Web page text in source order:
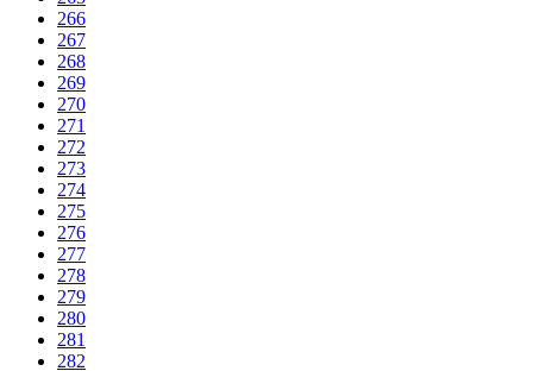
266
267
268
269
270
271
272
273
274
275
276
277
278
279
280
281
282